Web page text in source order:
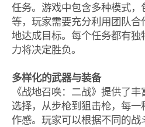
任务。游戏中包含多种模式
等，玩家需要充分利用团队
地达成目标。每个任务都有
力将决定胜负。
多样化的武器与装备
《战地召唤：二战》提供了
选择，从步枪到狙击枪，每
作感。玩家可以根据不同的